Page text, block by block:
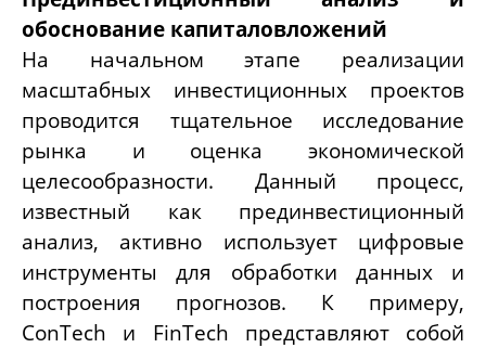
обоснование капиталовложений
На начальном этапе реализации
масштабных инвестиционных проектов
проводится тщательное исследование
рынка и оценка экономической
целесообразности. Данный процесс,
известный как прединвестиционный
анализ, активно использует цифровые
инструменты для обработки данных и
построения прогнозов. К примеру,
ConTech и FinTech представляют собой